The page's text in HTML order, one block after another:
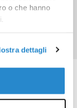
o che hanno
dettagli